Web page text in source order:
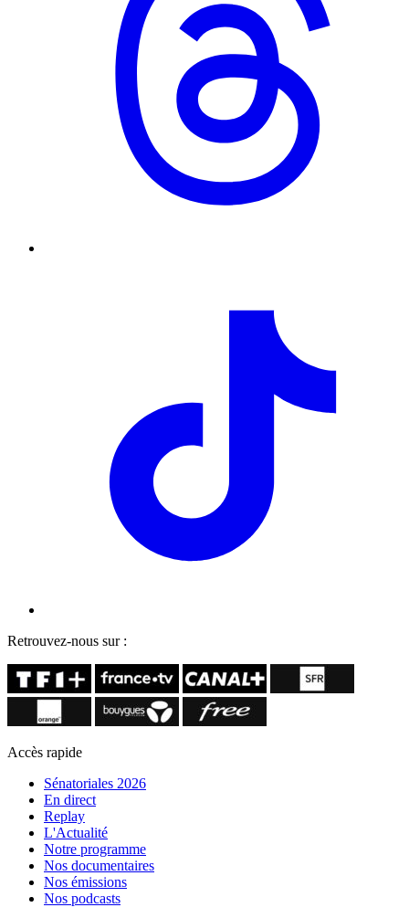
Retrouvez-nous sur :
Accès rapide
Sénatoriales 2026
En direct
Replay
L'Actualité
Notre programme
Nos documentaires
Nos émissions
Nos podcasts